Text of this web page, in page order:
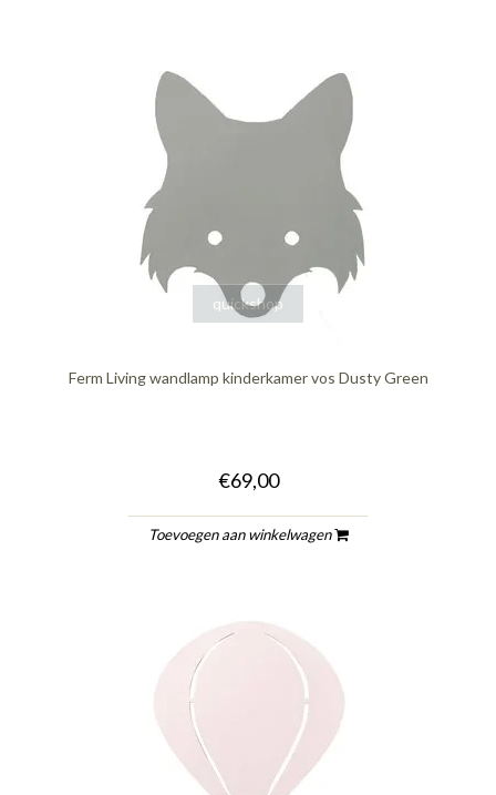
quickshop
Ferm Living wandlamp kinderkamer vos Dusty Green
€69,00
Toevoegen aan winkelwagen